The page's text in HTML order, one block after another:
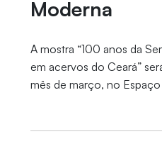
Moderna
A mostra “100 anos da
em acervos do Ceará”
mês de março, no